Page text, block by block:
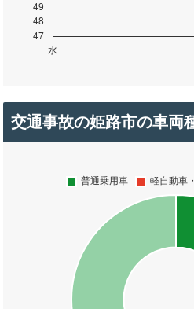
交通事故の姫路市の車両